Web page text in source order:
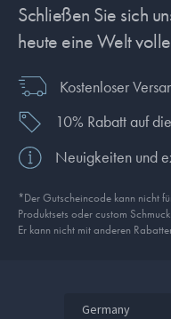
Schließen Sie sich
heute eine Welt
Kostenloser
10% Rabatt auf
Neuigkeiten und
*Der Gutscheincode kann nicht
Produkt­sets oder custom
Er kann nicht mit anderen
Germany